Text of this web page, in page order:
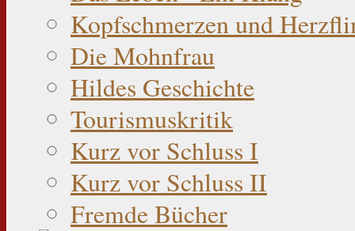
Kopfschmerzen und
Die Mohnfrau
Hildes Geschichte
Tourismuskritik
Kurz vor Schluss I
Kurz vor Schluss II
Fremde Bücher